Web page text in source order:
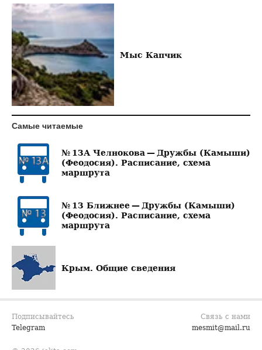
Мыс Капчик
Самые читаемые
№ 13А Челнокова — Дружбы (Камыши)
(Феодосия). Расписание, схема
маршрута
№ 13 Ближнее — Дружбы (Камыши)
(Феодосия). Расписание, схема
маршрута
Крым. Общие сведения
Подписывайтесь
Telegram
Связь с нами
mesmit@mail.ru